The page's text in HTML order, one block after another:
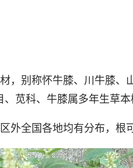
，别称怀牛膝、川牛膝
苋科、牛膝属多年生草本
外全国各地均有分布，根